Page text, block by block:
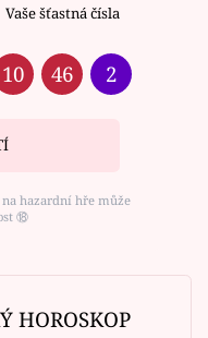
Vaše šťastná čísla
10 46 2
hazardní hře může
⑱
HOROSKOP